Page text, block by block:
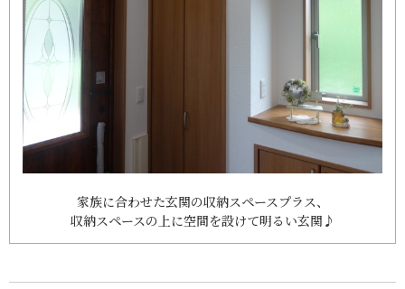
家族に合わせた玄関の収納スペースプラス、
収納スペースの上に空間を設けて明るい玄関♪